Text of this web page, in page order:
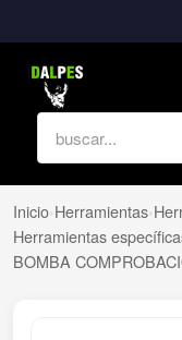
Inicio›Herramientas›
Herramientas
BOMBA